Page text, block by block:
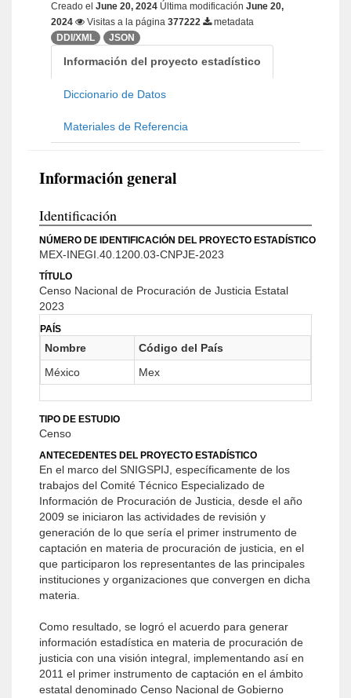
Creado el June 20, 2024 Última modificación June 20,
2024
Visitas a la página 377222
metadata
DDI/XML
JSON
Información del proyecto estadístico
Diccionario de Datos
Materiales de Referencia
Información general
Identificación
NÚMERO DE IDENTIFICACIÓN DEL PROYECTO ESTADÍSTICO
MEX-INEGI.40.1200.03-CNPJE-2023
TÍTULO
Censo Nacional de Procuración de Justicia Estatal
2023
PAÍS
Nombre
Código del País
México
Mex
TIPO DE ESTUDIO
Censo
ANTECEDENTES DEL PROYECTO ESTADÍSTICO
En el marco del SNIGSPIJ, específicamente de los
trabajos del Comité Técnico Especializado de
Información de Procuración de Justicia, desde el año
2009 se iniciaron las actividades de revisión y
generación de lo que sería el primer instrumento de
captación en materia de procuración de justicia, en el
que participaron los representantes de las principales
instituciones y organizaciones que convergen en dicha
materia.
Como resultado, se logró el acuerdo para generar
información estadística en materia de procuración de
justicia con una visión integral, implementando así en
2011 el primer instrumento de captación en el ámbito
estatal denominado Censo Nacional de Gobierno